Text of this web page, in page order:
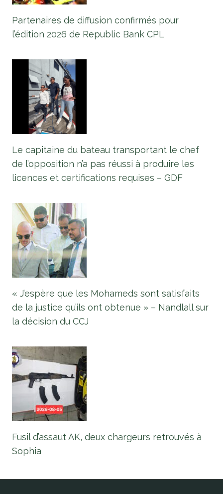
Partenaires de diffusion confirmés pour
l’édition 2026 de Republic Bank CPL
Le capitaine du bateau transportant le chef
de l’opposition n’a pas réussi à produire les
licences et certifications requises – GDF
« J’espère que les Mohameds sont satisfaits
de la justice qu’ils ont obtenue » – Nandlall sur
la décision du CCJ
Fusil d’assaut AK, deux chargeurs retrouvés à
Sophia